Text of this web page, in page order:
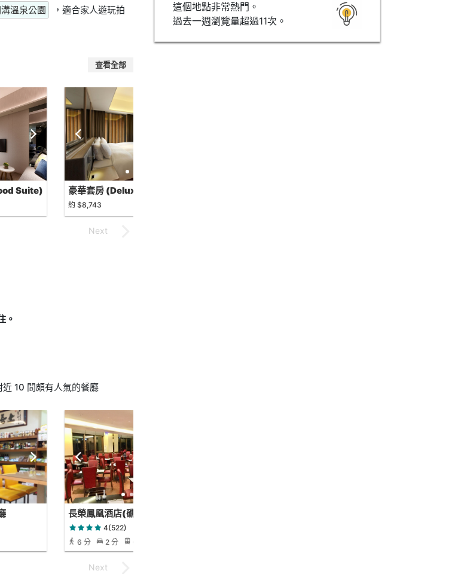
溫泉公園
，適合家人遊玩拍
查看全部
Suite) 豪華套房 (Deluxe Suite)
約 $8,743
。
10 間頗有人氣的餐廳
長榮鳳凰酒店(礁溪)-桂冠自助
餐廳
4(522)
6 分
2 分 6 分
這個地點非常熱門。
過去一週瀏覽量超過11次。